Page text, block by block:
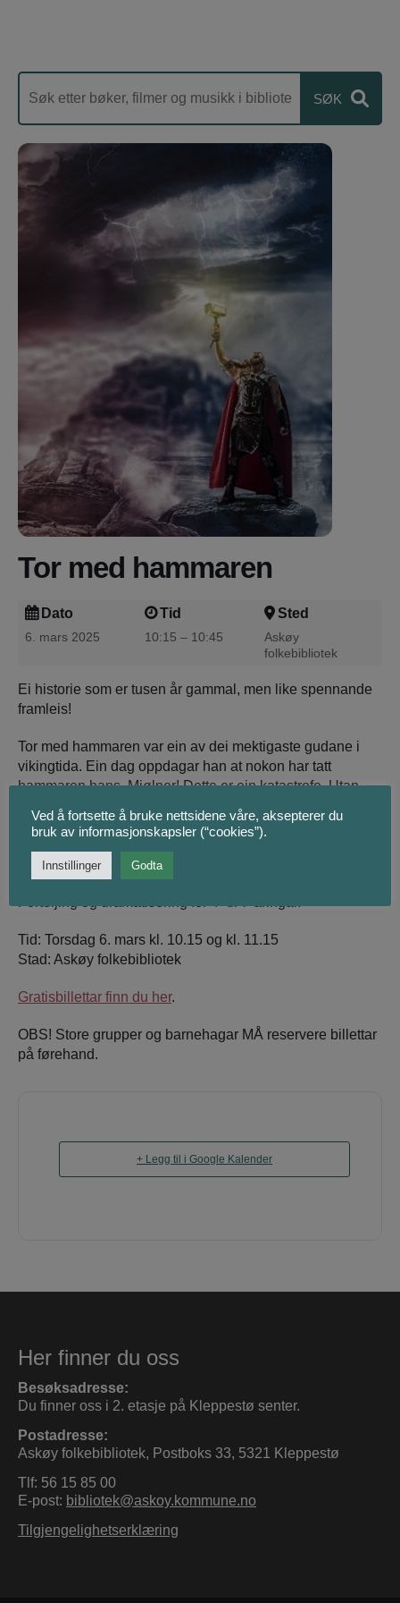
Tor med hammaren
Dato
6. mars 2025
Tid
10:15 – 10:45
Sted
Askøy
folkebibliotek
Ei historie som er tusen år gammal, men like spennande
framleis!
Tor med hammaren var ein av dei mektigaste gudane i
vikingtida. Ein dag oppdagar han at nokon har tatt
hammaren hans, Mjølner! Dette er ein katastrofe. Utan
hammaren kan ikkje Tor forsvare gudar og menneske mot
jotnane, som er ein slags troll. Her blir det både torden og
hammaren.
Tid: Torsdag 6. mars kl. 10.15 og kl. 11.15
Stad: Askøy folkebibliotek
Gratisbillettar finn du her.
OBS! Store grupper og barnehagar MÅ reservere billettar
på førehand.
+ Legg til i Google Kalender
Her finner du oss
Besøksadresse:
Du finner oss i 2. etasje på Kleppestø senter.
Postadresse:
Askøy folkebibliotek, Postboks 33, 5321 Kleppestø
Tlf: 56 15 85 00
E-post: bibliotek@askoy.kommune.no
Tilgjengelighetserklæring
Ved å fortsette å bruke nettsidene våre, aksepterer du
bruk av informasjonskapsler (“cookies”).
Innstillinger Godta